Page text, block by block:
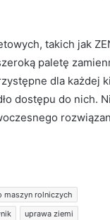
takich jak
paletę
dla każdej
dostępu do nich.
maszyn rolniczych
uprawa ziemi